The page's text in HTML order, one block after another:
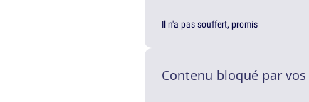
Il n'a pas souffert, promis
Contenu bloqué par